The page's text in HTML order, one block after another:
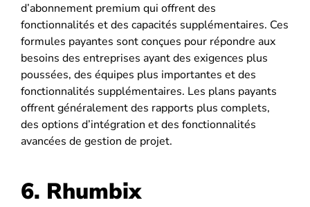
d’abonnement premium qui offrent des
fonctionnalités et des capacités supplémentaires. Ces
formules payantes sont conçues pour répondre aux
besoins des entreprises ayant des exigences plus
poussées, des équipes plus importantes et des
fonctionnalités supplémentaires. Les plans payants
offrent généralement des rapports plus complets,
des options d’intégration et des fonctionnalités
avancées de gestion de projet.
6. Rhumbix